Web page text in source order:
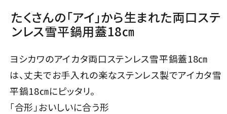
たくさんの「アイ」から生まれた両口ステ
ンレス雪平鍋用蓋18㎝
ヨシカワのアイカタ両口ステンレス雪平鍋蓋18㎝
は、丈夫でお手入れの楽なステンレス製でアイカタ雪
平鍋18㎝にピッタリ。
「合形」おいしいに合う形